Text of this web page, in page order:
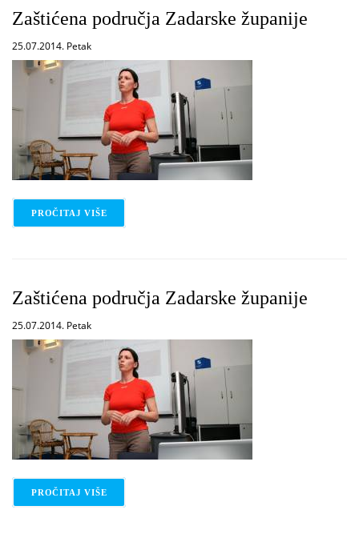
Zaštićena područja Zadarske županije
25.07.2014. Petak
PROČITAJ VIŠE
Zaštićena područja Zadarske županije
25.07.2014. Petak
PROČITAJ VIŠE